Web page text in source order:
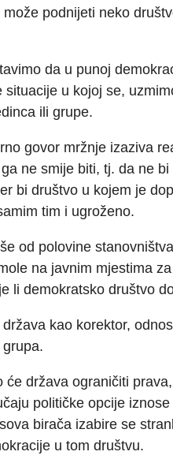
podnijeti neko
da u punoj
situacije u kojoj se,
ili grupe.
govor mržnje izaziva
ne smije biti, tj. da ne
bi društvo u kojem je
tim i ugroženo.
od polovine
na javnim mjestima
li demokratsko društvo
kao korektor,
će država ograničiti
političke opcije
birača izabire se
u tom društvu.